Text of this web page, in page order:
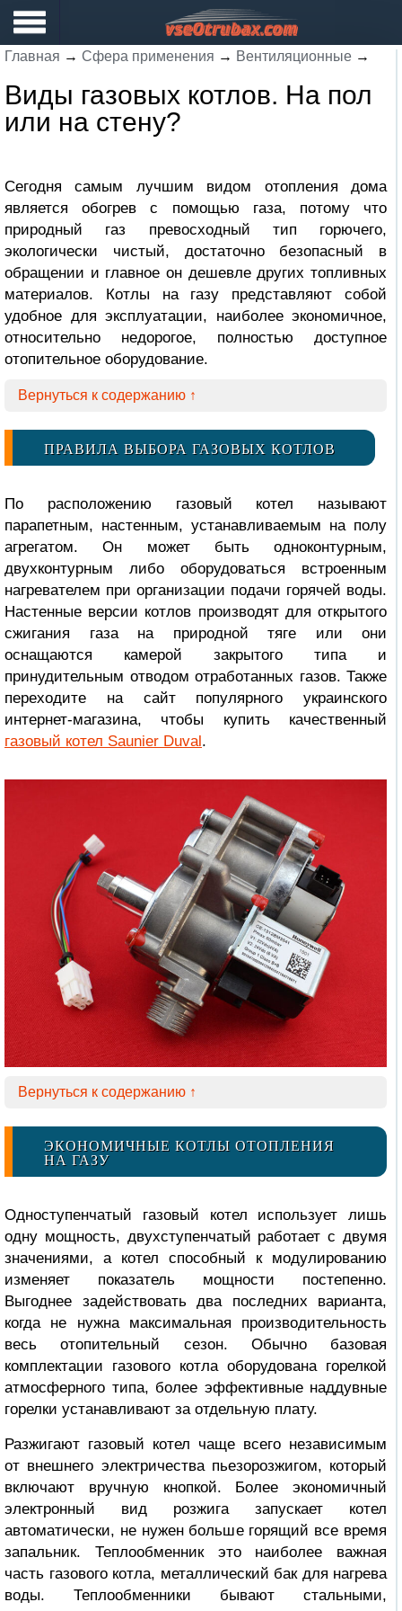
Главная → Сфера применения → Вентиляционные →
Виды газовых котлов. На пол
или на стену?
Сегодня самым лучшим видом отопления дома
является обогрев с помощью газа, потому что
природный газ превосходный тип горючего,
экологически чистый, достаточно безопасный в
обращении и главное он дешевле других топливных
материалов. Котлы на газу представляют собой
удобное для эксплуатации, наиболее экономичное,
относительно недорогое, полностью доступное
отопительное оборудование.
Вернуться к содержанию ↑
ПРАВИЛА ВЫБОРА ГАЗОВЫХ КОТЛОВ
По расположению газовый котел называют
парапетным, настенным, устанавливаемым на полу
агрегатом. Он может быть одноконтурным,
двухконтурным либо оборудоваться встроенным
нагревателем при организации подачи горячей воды.
Настенные версии котлов производят для открытого
сжигания газа на природной тяге или они
оснащаются камерой закрытого типа и
принудительным отводом отработанных газов. Также
переходите на сайт популярного украинского
интернет-магазина, чтобы купить качественный
газовый котел Saunier Duval.
Вернуться к содержанию ↑
ЭКОНОМИЧНЫЕ КОТЛЫ ОТОПЛЕНИЯ
НА ГАЗУ
Одноступенчатый газовый котел использует лишь
одну мощность, двухступенчатый работает с двумя
значениями, а котел способный к модулированию
изменяет показатель мощности постепенно.
Выгоднее задействовать два последних варианта,
когда не нужна максимальная производительность
весь отопительный сезон. Обычно базовая
комплектации газового котла оборудована горелкой
атмосферного типа, более эффективные наддувные
горелки устанавливают за отдельную плату.
Разжигают газовый котел чаще всего независимым
от внешнего электричества пьезорозжигом, который
включают вручную кнопкой. Более экономичный
электронный вид розжига запускает котел
автоматически, не нужен больше горящий все время
запальник. Теплообменник это наиболее важная
часть газового котла, металлический бак для нагрева
воды. Теплообменники бывают стальными,